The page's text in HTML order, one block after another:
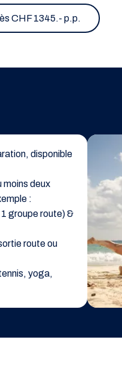
CHF 1345.- p.p.
disponible
moins deux
:
groupe route) &
route ou
yoga,